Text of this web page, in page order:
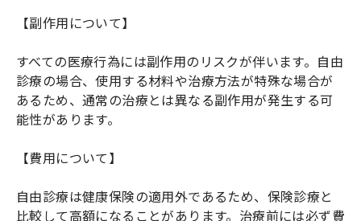
【副作用について】
すべての医療行為には副作用のリスクが伴います。自由
診療の場合、使用する材料や治療方法が特殊な場合が
あるため、通常の治療とは異なる副作用が発生する可
能性があります。
【費用について】
自由診療は健康保険の適用外であるため、保険診療と
比較して高額になることがあります。治療前には必ず費